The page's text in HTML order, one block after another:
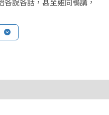
人）
本教學講師）
人）
說各話，甚至雞同鴨講，
出慎重的態度把孩子們叫過
肩笑著聊著，就像什麼都沒
二脈被打通的暢快。
呼、有時喃喃的唯一真理
足夠的能力去處理生活裡